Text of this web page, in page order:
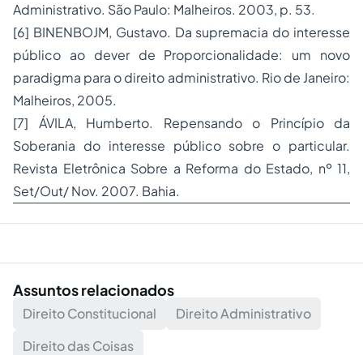
Administrativo. São Paulo: Malheiros. 2003, p. 53.
[6] BINENBOJM, Gustavo. Da supremacia do interesse
público ao dever de Proporcionalidade: um novo
paradigma para o direito administrativo. Rio de Janeiro:
Malheiros, 2005.
[7] ÁVILA, Humberto. Repensando o Princípio da
Soberania do interesse público sobre o particular.
Revista Eletrônica Sobre a Reforma do Estado, nº 11,
Set/Out/ Nov. 2007. Bahia.
Assuntos relacionados
Direito Constitucional
Direito Administrativo
Direito das Coisas